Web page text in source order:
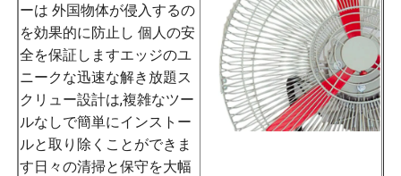
ーは 外国物体が侵入するの
を効果的に防止し 個人の安
全を保証しますエッジのユ
ニークな迅速な解き放題ス
クリュー設計は,複雑なツー
ルなしで簡単にインストー
ルと取り除くことができま
す日々の清掃と保守を大幅